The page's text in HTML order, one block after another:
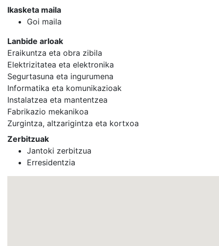
Ikasketa maila
Goi maila
Lanbide arloak
Eraikuntza eta obra zibila
Elektrizitatea eta elektronika
Segurtasuna eta ingurumena
Informatika eta komunikazioak
Instalatzea eta mantentzea
Fabrikazio mekanikoa
Zurgintza, altzarigintza eta kortxoa
Zerbitzuak
Jantoki zerbitzua
Erresidentzia